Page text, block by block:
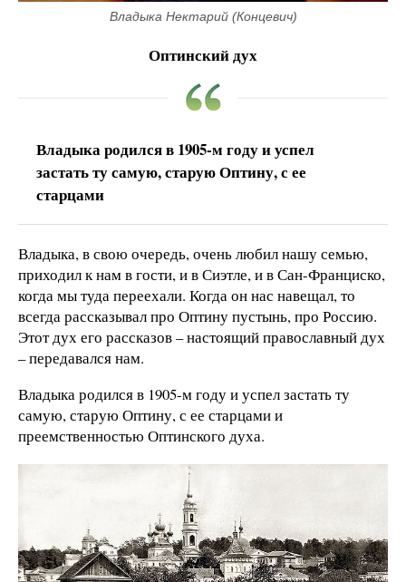
Владыка Нектарий (Концевич)
Оптинский дух
Владыка родился в 1905-м году и успел
застать ту самую, старую Оптину, с ее
старцами
Владыка, в свою очередь, очень любил нашу семью,
приходил к нам в гости, и в Сиэтле, и в Сан-Франциско,
когда мы туда переехали. Когда он нас навещал, то
всегда рассказывал про Оптину пустынь, про Россию.
Этот дух его рассказов – настоящий православный дух
– передавался нам.
Владыка родился в 1905-м году и успел застать ту
самую, старую Оптину, с ее старцами и
преемственностью Оптинского духа.